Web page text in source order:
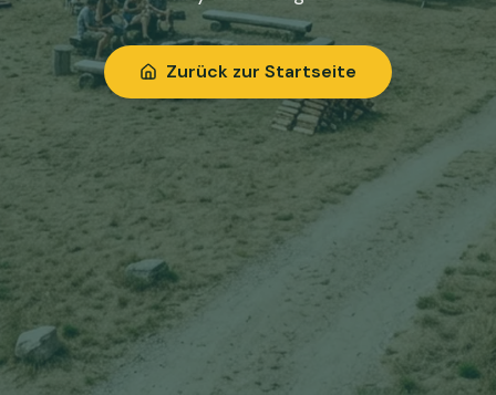
Zurück zur Startseite